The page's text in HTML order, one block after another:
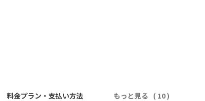
料金プラン・支払い方法 もっと見る